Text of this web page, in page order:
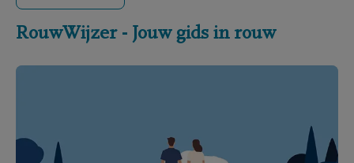
RouwWijzer - Jouw gids in rouw